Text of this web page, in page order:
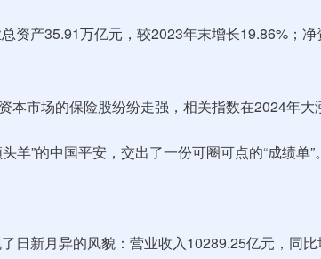
资产35.91万亿元，较2023年末增长19.86%；
本市场的保险股纷纷走强，相关指数在2024年大
羊”的中国平安，交出了一份可圈可点的“成绩单”。
日新月异的风貌：营业收入10289.25亿元，同